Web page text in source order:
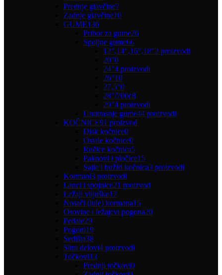
Prednje glavčine7
Zadnje glavčine10
GUME136
Pribor za gume26
Spoljne gume66
12",14",16",18"2 proizvodi
20"0
24"4 proizvodi
26"10
27,5"0
28"/700c8
29"4 proizvodi
Unutrasnje gume44 proizvodi
KOČNICE91 proizvod
Disk kočnice0
Ostale kočnice0
Ručice kočnica5
Paknovi i pločice15
Sajle i bužiri kočnica3 proizvodi
Kormani3 proizvodi
Lanci i spojnice21 proizvod
Ležaji viljuške17
Nosači (lule) kormana15
Osovine i ležajevi pogona20
Pedale29
Pogoni19
Sedišta38
Sitni delovi4 proizvodi
Točkovi13
Prednji točkovi0